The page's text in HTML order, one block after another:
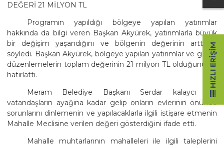
DEĞERİ 21 MİLYON TL
Programın yapıldığı bölgeye yapılan yatırımlar
hakkında da bilgi veren Başkan Akyürek, yatırımlarla büyük
bir değişim yaşandığını ve bölgenin değerinin arttığını
söyledi. Başkan Akyürek, bölgeye yapılan yatırımlar ve genel
düzenlemelerin toplam değerinin 21 milyon TL olduğunu da
hatırlattı.
Meram Belediye Başkanı Serdar kalaycı ise,
vatandaşların ayağına kadar gelip onların evlerinin önünde
sorunlarını dinlemenin ve yapılacaklarla ilgili istişare etmenin
Mahalle Meclisine verilen değeri gösterdiğini ifade etti.
Mahalle muhtarlarının mahalleleri ile ilgili taleplerini
HIZLI ERIŞIM